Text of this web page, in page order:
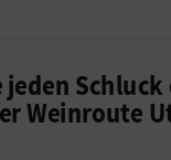
jeden Schluck
Weinroute